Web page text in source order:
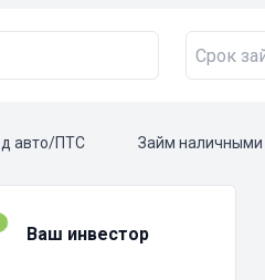
авто/ПТС Займ наличными
Ваш инвестор